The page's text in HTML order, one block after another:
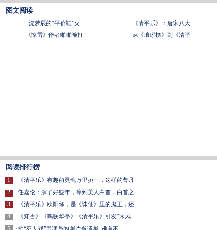
图文阅读
沈梦辰的“平价鞋”火
《清平乐》：唐宋八大
《惊雷》作者啪啪被打
从《琅琊榜》到《清平
阅读排行榜
1
2
3
4
5
· 《清平乐》有趣的灵魂万里挑一，这样的曹丹
·任嘉伦：演了好些年，等到美人白首，白首之
· 《清平乐》欧阳修，是《诛仙》里的鬼王，还
· 《知否》《鹤唳华亭》《清平乐》引发“宋风
·拍“死人戏”用演员的照片当遗照, 难道不